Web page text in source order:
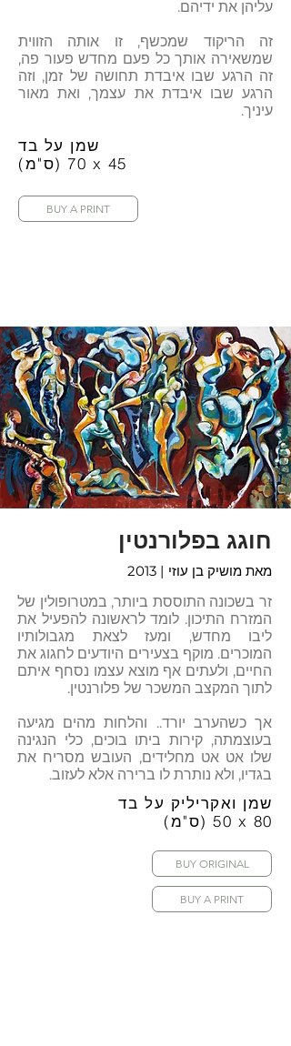
עליהן את ידיהם.
זה הריקוד שמכשף, זו אותה הזווית
שמשאירה אותך כל פעם מחדש פעור פה,
זה הרגע שבו איבדת תחושה של זמן, וזה
הרגע שבו איבדת את עצמך, ואת מאור
עיניך.
שמן על בד
(ס"מ) 70 x 45
BUY A PRINT
חוגג בפלורנטין
מאת מושיק בן עוזי | 2013
זר בשכונה התוססת ביותר, במטרופולין של
המזרח התיכון. לומד לראשונה להפעיל את
ליבו מחדש, ומעז לצאת מגבולותיו
המוכרים. מוקף בצעירים היודעים לחגוג את
החיים, ולעתים אף מוצא עצמו נסחף איתם
לתוך המקצב המשכר של פלורנטין.
אך כשהערב יורד.. והלחות מהים מגיעה
בעוצמתה, קירות ביתו בוכים, כלי הנגינה
שלו אט אט מחלידים, העובש מסריח את
בגדיו, ולא נותרת לו ברירה אלא לעזוב.
שמן ואקריליק על בד
(ס"מ) 50 x 80
BUY ORIGINAL
BUY A PRINT